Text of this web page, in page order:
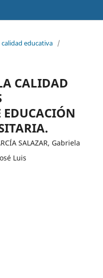
calidad educativa /
CALIDAD
SALAZAR, Gabriela
Luis